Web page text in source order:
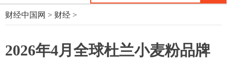
财经中国网 > 财经 >
2026年4月全球杜兰小麦粉品牌